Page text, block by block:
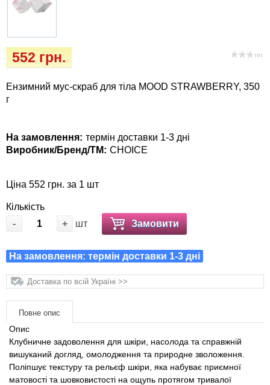
( 0 )
552 грн.
Ензимний мус-скраб для тіла MOOD STRAWBERRY, 350
г
На замовлення: термін доставки 1-3 дні
Виробник/Бренд/ТМ: CHOICE
Ціна 552 грн. за 1 шт
Кількість
-
+ шт Замовити
На замовлення: термін доставки 1-3 дні
Доставка по всій Україні >>
Повне опис
Опис
Клубничне задоволення для шкіри, насолода та справжній
вишуканий догляд, омолодження та природне зволоження.
Поліпшує текстуру та рельєф шкіри, яка набуває приємної
матовості та шовковистості на ощупь протягом тривалої
собак
Лежаки, будиночки, охолоджуючи
Одяг та взуття
Товари для голубів
Товари для коней
Товари для людей